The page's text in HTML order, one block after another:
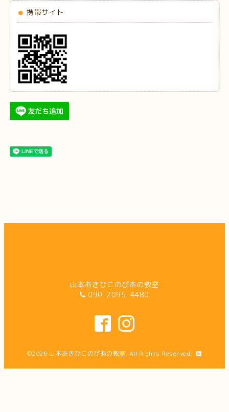
携帯サイト
山本あきひこのぴあの教室
090-2095-4480
©2026 山本あきひこのぴあの教室. All Rights Reserved.